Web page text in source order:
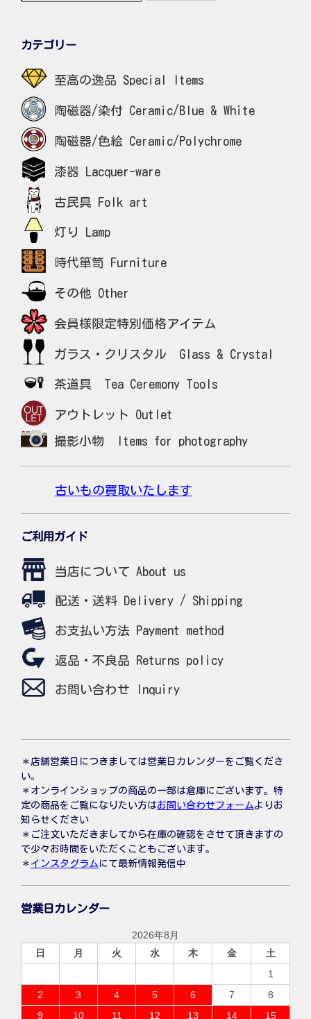
カテゴリー
至高の逸品 Special Items
陶磁器/染付 Ceramic/Blue & White
陶磁器/色絵 Ceramic/Polychrome
漆器 Lacquer-ware
古民具 Folk art
灯り Lamp
時代箪笥 Furniture
その他 Other
会員様限定特別価格アイテム
ガラス・クリスタル Glass & Crystal
茶道具 Tea Ceremony Tools
アウトレット Outlet
撮影小物 Items for photography
古いもの買取いたします
ご利用ガイド
当店について About us
配送・送料 Delivery / Shipping
お支払い方法 Payment method
返品・不良品 Returns policy
お問い合わせ Inquiry
＊店舗営業日につきましては営業日カレンダーをご覧くださ
い。
＊オンラインショップの商品の一部は倉庫にございます。特
定の商品をご覧になりたい方はお問い合わせフォームよりお
知らせください
＊ご注文いただきましてから在庫の確認をさせて頂きますの
で少々お時間をいただくこともございます。
＊ インスタグラム にて最新情報発信中
営業日カレンダー
2026年8月
日
月 火 水 木 金
土
1
2
3 4 5 6 7
8
9
10 11 12 13 14
15